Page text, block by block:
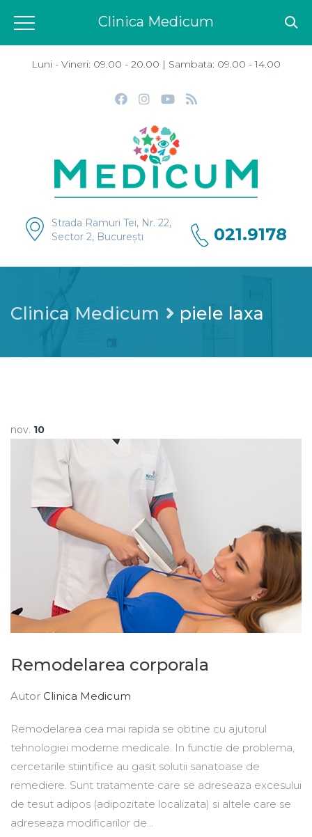
Luni - Vineri: 09.00 - 20.00 | Sambata: 09.00 - 14.00
Strada Ramuri Tei, Nr. 22,
Sector 2, București
021.9178
Clinica Medicum piele laxa
nov. 10
Remodelarea corporala
Autor Clinica Medicum
Remodelarea cea mai rapida se obtine cu ajutorul
tehnologiei moderne medicale. In functie de problema,
cercetarile stiintifice au gasit solutii sanatoase de
remediere. Sunt tratamente care se adreseaza excesului
de tesut adipos (adipozitate localizata) si altele care se
adreseaza modificarilor de...
Clinica Medicum